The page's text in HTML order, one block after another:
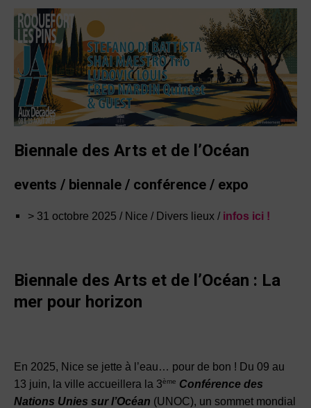
Biennale des Arts et de l’Océan
events / biennale / conférence / expo
> 31 octobre 2025 / Nice / Divers lieux / infos ici !
Biennale des Arts et de l’Océan : La
mer pour horizon
En 2025, Nice se jette à l’eau… pour de bon ! Du 09 au
13 juin, la ville accueillera la 3ème Conférence des
Nations Unies sur l’Océan (UNOC), un sommet mondial